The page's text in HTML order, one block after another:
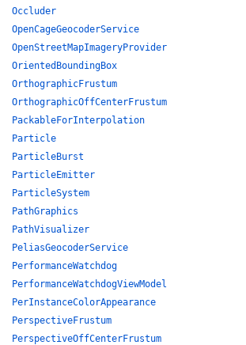
Occluder
OpenCageGeocoderService
OpenStreetMapImageryProvider
OrientedBoundingBox
OrthographicFrustum
OrthographicOffCenterFrustum
PackableForInterpolation
Particle
ParticleBurst
ParticleEmitter
ParticleSystem
PathGraphics
PathVisualizer
PeliasGeocoderService
PerformanceWatchdog
PerformanceWatchdogViewModel
PerInstanceColorAppearance
PerspectiveFrustum
PerspectiveOffCenterFrustum